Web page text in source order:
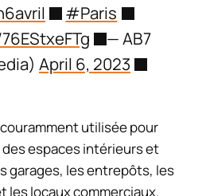
#Paris
— AB7
April 6, 2023
utilisée pour
espaces intérieurs et
garages, les entrepôts, les
les locaux commerciaux.